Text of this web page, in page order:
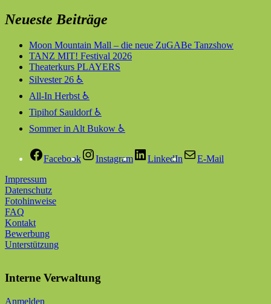
Neueste Beiträge
Moon Mountain Mall – die neue ZuGABe Tanzshow
TANZ MIT! Festival 2026
Theaterkurs PLAYERS
Silvester 26 ♿
All-In Herbst ♿
Tipihof Sauldorf ♿
Sommer in Alt Bukow ♿
Facebook Instagram LinkedIn
E-Mail
Impressum
Datenschutz
Fotohinweise
FAQ
Kontakt
Bewerbung
Unterstützung
Interne Verwaltung
Anmelden